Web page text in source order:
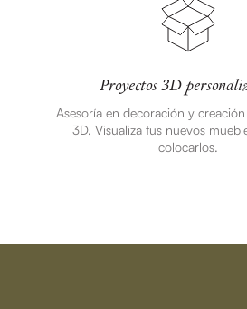
Proyectos 3D
Asesoría en decoración y
3D. Visualiza tus nuevos
colocarlos.